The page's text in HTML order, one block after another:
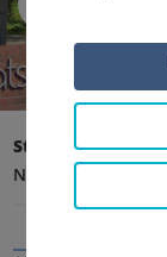
Startseite
Nachrichten